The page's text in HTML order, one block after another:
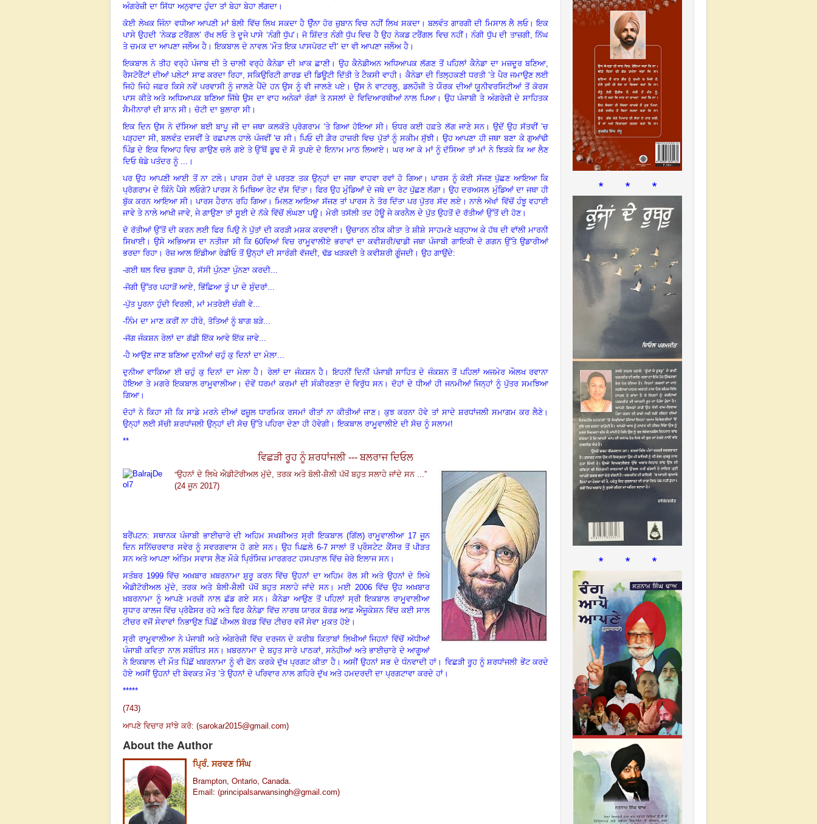
ਅੰਗਰੇਜ਼ੀ ਦਾ ਸਿੱਧਾ ਅਨੁਵਾਦ ਹੁੰਦਾ ਤਾਂ ਬੇਹਾ ਬੇਹਾ ਲੱਗਦਾ।
ਕੋਈ ਲੇਖਕ ਜਿੰਨਾ ਵਧੀਆ ਆਪਣੀ ਮਾਂ ਬੋਲੀ ਵਿੱਚ ਲਿਖ ਸਕਦਾ ਹੈ ਉੰਨਾ ਹੋਰ ਜ਼ੁਬਾਨ ਵਿਚ ਨਹੀਂ ਲਿਖ ਸਕਦਾ। ਬਲਵੰਤ ਗਾਰਗੀ ਦੀ ਮਿਸਾਲ ਲੈ ਲਓ। ਇਕ
ਪਾਸੇ ਉਹਦੀ‘ਨੇਕਡ ਟਰੈਂਗਲ’ ਰੱਖ ਲਓ ਤੇ ਦੂਜੇ ਪਾਸੇ ‘ਨੰਗੀ ਧੁੱਪ' । ਜੋਸ਼ਿੱਦਤ ਨੰਗੀ ਧੁੱਪ ਵਿਚ ਹੈ ਉਹ ਨੇਕਡ ਟਰੈਂਗਲ ਵਿਚ ਨਹੀਂ। ਨੰਗੀ ਧੁੱਪ ਦੀ ਤਾਜ਼ਗੀ,ਨਿੱਘ
ਤੇ ਚਮਕ ਦਾ ਆਪਣਾ ਜਲੌਅ ਹੈ। ਇਕਬਾਲ ਦੇ ਨਾਵਲ ‘ਮੌਤ ਇਕ ਪਾਸਪੋਰਟ ਦੀ’ ਦਾ ਵੀ ਆਪਣਾ ਜਲੌਅ ਹੈ।
ਇਕਬਾਲ ਨੇ ਤੀਹ ਵਰ੍ਹੇ ਪੰਜਾਬ ਦੀ ਤੇ ਚਾਲੀ ਵਰ੍ਹੇ ਕੈਨੇਡਾ ਦੀ ਖ਼ਾਕ ਛਾਣੀ। ਉਹ ਕੈਨੇਡੀਅਨ ਅਧਿਆਪਕ ਲੱਗਣ ਤੋਂ ਪਹਿਲਾਂ ਕੈਨੇਡਾ ਦਾ ਮਜ਼ਦੂਰ ਬਣਿਆ,
ਰੈਸਟੋਰੈਂਟਾਂ ਦੀਆਂ ਪਲੇਟਾਂ ਸਾਫ ਕਰਦਾ ਰਿਹਾ,ਸਕਿਉਰਿਟੀ ਗਾਰਡ ਦੀ ਡਿਊਟੀ ਦਿੱਤੀ ਤੇ ਟੈਕਸੀ ਵਾਹੀ। ਕੈਨੇਡਾ ਦੀ ਤਿਲ੍ਹਕਣੀ ਧਰਤੀ ’ਤੇ ਪੈਰ ਜਮਾਉਣ ਲਈ
ਜਿਹੋ ਜਿਹੇ ਜਫ਼ਰ ਕਿਸੇ ਨਵੇਂ ਪਰਵਾਸੀ ਨੂੰ ਜਾਲਣੇ ਪੈਂਦੇ ਹਨ ਉਸ ਨੂੰ ਵੀ ਜਾਲਣੇ ਪਏ। ਉਸ ਨੇ ਵਾਟਰਲੂ ,ਡਲਹੌਜ਼ੀ ਤੇ ਯੌਰਕ ਦੀਆਂ ਯੂਨੀਵਰਸਿਟੀਆਂ ਤੋਂ ਕੋਰਸ
ਪਾਸ ਕੀਤੇ ਅਤੇ ਅਧਿਆਪਕ ਬਣਿਆ ਜਿੱਥੇ ਉਸ ਦਾ ਵਾਹ ਅਨੇਕਾਂ ਰੰਗਾਂ ਤੇ ਨਸਲਾਂ ਦੇ ਵਿਦਿਆਰਥੀਆਂ ਨਾਲ ਪਿਆ। ਉਹ ਪੰਜਾਬੀ ਤੇ ਅੰਗਰੇਜ਼ੀ ਦੇ ਸਾਹਿਤਕ
ਸੈਮੀਨਾਰਾਂ ਦੀ ਸ਼ਾਨ ਸੀ। ਚੋਟੀ ਦਾ ਬੁਲਾਰਾ ਸੀ।
ਇਕ ਦਿਨ ਉਸ ਨੇ ਦੱਸਿਆ ਬਈ ਬਾਪੂ ਜੀ ਦਾ ਜਥਾ ਕਲਕੱਤੇ ਪ੍ਰੋਗਰਾਮ ’ਤੇ ਗਿਆ ਹੋਇਆ ਸੀ। ਓਧਰ ਕਈ ਹਫ਼ਤੇ ਲੱਗ ਜਾਣੇ ਸਨ। ਉਦੋਂ ਉਹ ਸੱਤਵੀਂ ’ਚ
ਪੜ੍ਹਦਾ ਸੀ,ਬਲਵੰਤ ਦਸਵੀਂ ਤੇ ਰਛਪਾਲ ਹਾਲੇ ਪੰਜਵੀਂ ’ਚ ਸੀ। ਪਿਓ ਦੀ ਗ਼ੈਰ ਹਾਜ਼ਰੀ ਵਿਚ ਪੁੱਤਾਂ ਨੂੰ ਸਕੀਮ ਸੁੱਝੀ। ਉਹ ਆਪਣਾ ਹੀ ਜਥਾ ਬਣਾ ਕੇ ਗੁਆਂਢੀ
ਪਿੰਡ ਦੇ ਇਕ ਵਿਆਹ ਵਿਚ ਗਾਉਣ ਚਲੇ ਗਏ ਤੇ ਉੱਥੋਂ ਡੂਢ ਦੋ ਸੌ ਰੁਪਏ ਦੇ ਇਨਾਮ ਮਾਠ ਲਿਆਏ। ਘਰ ਆ ਕੇ ਮਾਂ ਨੂੰ ਦੱਸਿਆ ਤਾਂ ਮਾਂ ਨੇ ਝਿੜਕੇ ਕਿ ਆ ਲੈਣ
ਦਿਓ ਥੋਡੇ ਪਤੰਦਰ ਨੂੰ ...
।
ਪਰ ਉਹ ਆਪਣੀ ਆਈ ਤੋਂ ਨਾ ਟਲੇ। ਪਾਰਸ ਹੋਰਾਂ ਦੇ ਪਰਤਣ ਤਕ ਉਨ੍ਹਾਂ ਦਾ ਜਥਾ ਵਾਹਵਾ ਰਵਾਂ ਹੋ ਗਿਆ। ਪਾਰਸ ਨੂੰ ਕੋਈ ਸੱਜਣ ਪੁੱਛਣ ਆਇਆ ਕਿ
ਪ੍ਰੋਗਰਾਮ ਦੇ ਕਿੰਨੇ ਪੈਸੇ ਲਓਗੇ? ਪਾਰਸ ਨੇ ਮਿਥਿਆ ਰੇਟ ਦੱਸ ਦਿੱਤਾ। ਫਿਰ ਉਹ ਮੁੰਡਿਆਂ ਦੇ ਜਥੇ ਦਾ ਰੇਟ ਪੁੱਛਣ ਲੱਗਾ। ਉਹ ਦਰਅਸਲ ਮੁੰਡਿਆਂ ਦਾ ਜਥਾ ਹੀ
ਬੁੱਕ ਕਰਨ ਆਇਆ ਸੀ। ਪਾਰਸ ਹੈਰਾਨ ਰਹਿ ਗਿਆ। ਮਿਲਣ ਆਇਆ ਸੱਜਣ ਤਾਂ ਪਾਰਸ ਨੇ ਤੋਰ ਦਿੱਤਾ ਪਰ ਪੁੱਤਰ ਸੱਦ ਲਏ। ਨਾਲੇ ਅੱਖਾਂ ਵਿੱਚੋਂ ਹੰਝੂ ਵਹਾਈ
ਜਾਵੇ ਤੇ ਨਾਲੇ ਆਖੀ ਜਾਵੇ, ਜੇ ਗਾਉਣਾ ਤਾਂ ਸੂਈ ਦੇ ਨੱਕੇ ਵਿੱਚੋਂ ਲੰਘਣਾ ਪਊ। ਮੇਰੀ ਤਸੱਲੀ ਤਦ ਹੋਊ ਜੇ ਕਰਨੈਲ ਦੇ ਪੁੱਤ ਉਹਤੋਂ ਦੋ ਰੱਤੀਆਂ ਉੱਤੋਂ ਦੀ ਹੋਣ।
ਦੋ ਰੱਤੀਆਂ ਉੱਤੋਂ ਦੀ ਕਰਨ ਲਈ ਫਿਰ ਪਿਉ ਨੇ ਪੁੱਤਾਂ ਦੀ ਕਰੜੀ ਮਸ਼ਕ ਕਰਵਾਈ। ਉਚਾਰਨ ਠੀਕ ਕੀਤਾ ਤੇ ਸ਼ੀਸ਼ੇ ਸਾਹਮਣੇ ਖੜ੍ਹਾਅ ਕੇ ਹੱਥ ਦੀ ਵਾੱਲੀ ਮਾਰਨੀ
ਸਿਖਾਈ। ਉਸੇ ਅਭਿਆਸ ਦਾ ਨਤੀਜਾ ਸੀ ਕਿ 60ਵਿਆਂ ਵਿਚ ਰਾਮੂਵਾਲੀਏ ਭਰਾਵਾਂ ਦਾ ਕਵੀਸ਼ਰੀ/ਢਾਡੀ ਜਥਾ ਪੰਜਾਬੀ ਗਾਇਕੀ ਦੇ ਗਗਨ ਉੱਤੇ ਉਡਾਰੀਆਂ
ਭਰਦਾ ਰਿਹਾ। ਰੋਜ਼ ਆਲ ਇੰਡੀਆ ਰੇਡੀਓ ਤੋਂ ਉਨ੍ਹਾਂ ਦੀ ਸਾਰੰਗੀ ਵੱਜਦੀ, ਢੱਡ ਖੜਕਦੀ ਤੇ ਕਵੀਸ਼ਰੀ ਗੂੰਜਦੀ। ਉਹ ਗਾਉਂਦੇ:
-ਗਈ ਥਲ ਵਿਚ ਭੁੜਥਾ ਹੋ ਸੱਸੀ ਪੁੰਨਣਾ ਪੁੰਨਣਾ ਕਰਦੀ...
-ਜੋਗੀ ਉੱਤਰ ਪਹਾੜੋਂ ਆਏ ਭਿੱਛਿਆ ਤੂੰ ਪਾ ਦੇ ਸੁੰਦਰਾਂ...
-ਪੁੱਤ ਪੂਰਨਾ ਹੁੰਦੀ ਵਿਰਲੀ, ਮਾਂ ਮਤਰੇਈ ਚੰਗੀ ਵੇ...
-ਨਿੰਮ ਦਾ ਮਾਣ ਕਰੀਂ ਨਾ ਹੀਰੇ, ਤੋਤਿਆਂ ਨੂੰ ਬਾਗ ਬੜੇ...
-ਜੱਗ ਜੰਕਸ਼ਨ ਰੇਲਾਂ ਦਾ ਗੱਡੀ ਇੱਕ ਆਵੇ ਇੱਕ ਜਾਵੇ...
-ਹੈ ਆਉਣ ਜਾਣ ਬਣਿਆ ਦੁਨੀਆਂ ਚਹੁੰ ਕੁ ਦਿਨਾਂ ਦਾ ਮੇਲਾ...
ਦੁਨੀਆ ਵਾਕਿਆ ਈ ਚਹੁੰ ਕੁ ਦਿਨਾਂ ਦਾ ਮੇਲਾ ਹੈ। ਰੇਲਾਂ ਦਾ ਜੰਕਸ਼ਨ ਹੈ। ਇਹਨੀਂ ਦਿਨੀਂ ਪੰਜਾਬੀ ਸਾਹਿਤ ਦੇ ਜੰਕਸ਼ਨ ਤੋਂ ਪਹਿਲਾਂ ਅਜਮੇਰ ਔਲਖ ਰਵਾਨਾ
ਹੋਇਆ ਤੇ ਮਗਰੇ ਇਕਬਾਲ ਰਾਮੂਵਾਲੀਆ। ਦੋਵੇਂ ਧਰਮਾਂ ਕਰਮਾਂ ਦੀ ਸੰਕੀਰਣਤਾ ਦੇ ਵਿਰੁੱਧ ਸਨ। ਦੋਹਾਂ ਦੇ ਧੀਆਂ ਹੀ ਜਨਮੀਆਂ ਜਿਨ੍ਹਾਂ ਨੂੰ ਪੁੱਤਰ ਸਮਝਿਆ
ਗਿਆ।
ਦੋਹਾਂ ਨੇ ਕਿਹਾ ਸੀ ਕਿ ਸਾਡੇ ਮਰਨੇ ਦੀਆਂ ਫਜ਼ੂਲ ਧਾਰਮਿਕ ਰਸਮਾਂ ਰੀਤਾਂ ਨਾ ਕੀਤੀਆਂ ਜਾਣ। ਕੁਝ ਕਰਨਾ ਹੋਵੇ ਤਾਂ ਸਾਦੇ ਸ਼ਰਧਾਂਜਲੀ ਸਮਾਗਮ ਕਰ ਲੈਣੇ।
ਉਨ੍ਹਾਂ ਲਈ ਸੱਚੀ ਸ਼ਰਧਾਂਜਲੀ ਉਨ੍ਹਾਂ ਦੀ ਸੋਚ ਉੱਤੇ ਪਹਿਰਾ ਦੇਣਾ ਹੀ ਹੋਵੇਗੀ। ਇਕਬਾਲ ਰਾਮੂਵਾਲੀਏ ਦੀ ਸੋਚ ਨੂੰ ਸਲਾਮ!
**
ਵਿਛੜੀ ਰੂਹ ਨੂੰ ਸ਼ਰਧਾਂਜਲੀ --- ਬਲਰਾਜ ਦਿਓਲ
“ਉਹਨਾਂ ਦੇ ਲਿਖੇ ਐਡੀਟੋਰੀਅਲ ਮੁੱਦੇ ਤਰਕ ਅਤੇ ਬੋਲੀ-ਸ਼ੈਲੀ ਪੱਖੋਂ ਬਹੁਤ ਸਲਾਹੇ ਜਾਂਦੇ ਸਨ ...”
(24 ਜੂਨ 2017)
ਬਰੈਂਪਟਨ: ਸਥਾਨਕ ਪੰਜਾਬੀ ਭਾਈਚਾਰੇ ਦੀ ਅਹਿਮ ਸਖਸ਼ੀਅਤ ਸ੍ਰੀ ਇਕਬਾਲ (ਗਿੱਲ) ਰਾਮੂਵਾਲੀਆ 17 ਜੂਨ
ਦਿਨ ਸਨਿੱਚਰਵਾਰ ਸਵੇਰ ਨੂੰ ਸਵਰਗਵਾਸ ਹੋ ਗਏ ਸਨ। ਉਹ ਪਿਛਲੇ 6-7 ਸਾਲਾਂ ਤੋਂ ਪ੍ਰੌਸਟੇਟ ਕੈਂਸਰ ਤੋਂ ਪੀੜਤ
ਸਨ ਅਤੇ ਆਪਣਾ ਅੰਤਿਮ ਸਵਾਸ ਲੈਣ ਮੌਕੇ ਪ੍ਰਿੰਸਿਜ਼ ਮਾਰਗਰਟ ਹਸਪਤਾਲ ਵਿੱਚ ਜ਼ੇਰੇ ਇਲਾਜ ਸਨ।
ਸਤੰਬਰ 1999ਵਿੱਚ ਅਖ਼ਬਾਰ ਖ਼ਬਰਨਾਮਾ ਸ਼ੁਰੂ ਕਰਨ ਵਿੱਚ ਉਹਨਾਂ ਦਾ ਅਹਿਮ ਰੋਲ ਸੀ ਅਤੇ ਉਹਨਾਂ ਦੇ ਲਿਖੇ
ਐਡੀਟੋਰੀਅਲ ਮੁੱਦੇ ,ਤਰਕ ਅਤੇ ਬੋਲੀ-ਸ਼ੈਲੀ ਪੱਖੋਂ ਬਹੁਤ ਸਲਾਹੇ ਜਾਂਦੇ ਸਨ। ਮਈ 2006ਵਿੱਚ ਉਹ ਅਖ਼ਬਾਰ
ਖ਼ਬਰਨਾਮਾ ਨੂੰ ਆਪਣੇ ਮਰਜ਼ੀ ਨਾਲ ਛੱਡ ਗਏ ਸਨ। ਕੈਨੇਡਾ ਆਉਣ ਤੋਂ ਪਹਿਲਾਂ ਸ੍ਰੀ ਇਕਬਾਲ ਰਾਮੂਵਾਲੀਆ
ਸੁਧਾਰ ਕਾਲਜ ਵਿੱਚ ਪ੍ਰੋਫੈਸਰ ਰਹੇ ਅਤੇ ਫਿਰ ਕੈਨੇਡਾ ਵਿੱਚ ਨਾਰਥ ਯਾਰਕ ਬੋਰਡ ਆਫ਼ ਐਜੂਕੇਸ਼ਨ ਵਿੱਚ ਕਈ ਸਾਲ
ਟੀਚਰ ਵਜੋਂ ਸੇਵਾਵਾਂ ਨਿਭਾਉਣ ਪਿੱਛੋਂ ਪੀਅਲ ਬੋਰਡ ਵਿੱਚ ਟੀਚਰ ਵਜੋਂ ਸੇਵਾ ਮੁਕਤ ਹੋਏ।
ਸ੍ਰੀ ਰਾਮੂਵਾਲੀਆ ਨੇ ਪੰਜਾਬੀ ਅਤੇ ਅੰਗਰੇਜ਼ੀ ਵਿੱਚ ਦਰਜਨ ਦੇ ਕਰੀਬ ਕਿਤਾਬਾਂ ਲਿਖੀਆਂ ਜਿਹਨਾਂ ਵਿੱਚੋਂ ਅੱਧੀਆਂ
ਪੰਜਾਬੀ ਕਵਿਤਾ ਨਾਲ ਸਬੰਧਿਤ ਸਨ। ਖ਼ਬਰਨਾਮਾ ਦੇ ਬਹੁਤ ਸਾਰੇ ਪਾਠਕਾਂ,ਸਨੇਹੀਆਂ ਅਤੇ ਭਾਈਚਾਰੇ ਦੇ ਆਗੂਆਂ
ਨੇ ਇਕਬਾਲ ਦੀ ਮੌਤ ਪਿੱਛੋਂ ਖਬਰਨਾਮਾ ਨੂੰ ਵੀ ਫੋਨ ਕਰਕੇ ਦੁੱਖ ਪ੍ਰਗਟ ਕੀਤਾ ਹੈ। ਅਸੀਂ ਉਹਨਾਂ ਸਭ ਦੇ ਧੰਨਵਾਦੀ ਹਾਂ। ਵਿਛੜੀ ਰੂਹ ਨੂੰ ਸ਼ਰਧਾਂਜਲੀ ਭੇਂਟ ਕਰਦੇ
ਹੋਏ ਅਸੀਂ ਉਹਨਾਂ ਦੀ ਬੇਵਕਤ ਮੌਤ ’ਤੇ ਉਹਨਾਂ ਦੇ ਪਰਿਵਾਰ ਨਾਲ ਗਹਿਰੇ ਦੁੱਖ ਅਤੇ ਹਮਦਰਦੀ ਦਾ ਪ੍ਰਗਟਾਵਾ ਕਰਦੇ ਹਾਂ।
*****
(743)
ਆਪਣੇ ਵਿਚਾਰ ਸਾਂਝੇ ਕਰੋ: (sarokar2015@gmail.com)
About the Author
ਪ੍ਰਿੰ. ਸਰਵਣ ਸਿੰਘ
Brampton, Ontario, Canada.
Email: (principalsarwansingh@gmail.com)
* * *
* * *